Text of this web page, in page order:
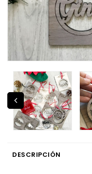
DESCRIPCIÓN